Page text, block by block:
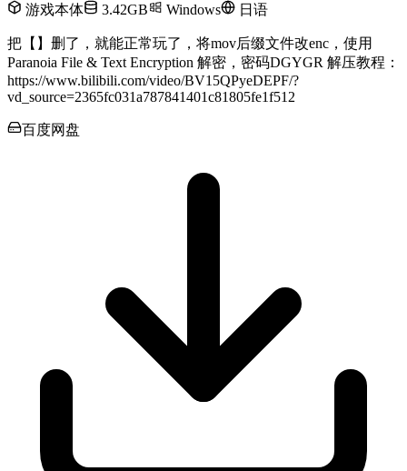
游戏本体
3.42GB Windows 日语
把【】删了，就能正常玩了，将mov后缀文件改enc，使用
Paranoia File & Text Encryption 解密，密码DGYGR 解压教程：
https://www.bilibili.com/video/BV15QPyeDEPF/?
vd_source=2365fc031a787841401c81805fe1f512
百度网盘